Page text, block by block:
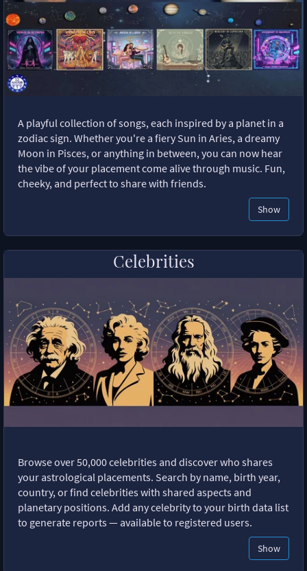
A playful collection of songs, each inspired by a planet in a
zodiac sign. Whether you're a fiery Sun in Aries, a dreamy
Moon in Pisces, or anything in between, you can now hear
the vibe of your placement come alive through music. Fun,
cheeky, and perfect to share with friends.
Show
Celebrities
Browse over 50,000 celebrities and discover who shares
your astrological placements. Search by name, birth year,
country, or find celebrities with shared aspects and
planetary positions. Add any celebrity to your birth data list
to generate reports — available to registered users.
Show